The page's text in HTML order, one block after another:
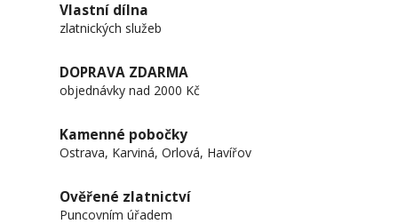
Vlastní dílna
zlatnických služeb
DOPRAVA ZDARMA
objednávky nad 2000 Kč
Kamenné pobočky
Ostrava, Karviná, Orlová, Havířov
Ověřené zlatnictví
Puncovním úřadem